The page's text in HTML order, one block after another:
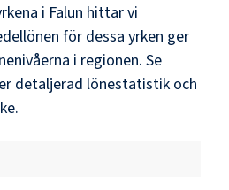
i Falun hittar vi
för dessa yrken ger
i regionen. Se
detaljerad lönestatistik och